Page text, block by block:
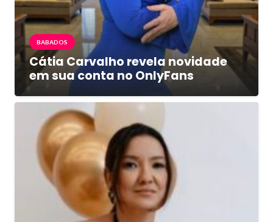
BABADOS
Cátia Carvalho revela novidade
em sua conta no OnlyFans